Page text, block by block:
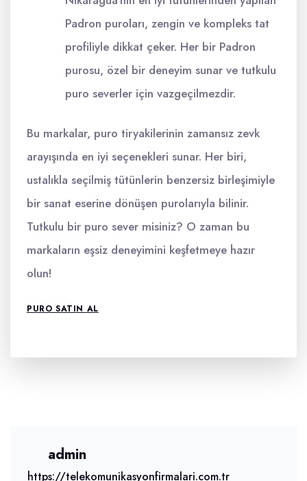
Padron puroları, zengin ve kompleks tat
profiliyle dikkat çeker. Her bir Padron
purosu, özel bir deneyim sunar ve tutkulu
puro severler için vazgeçilmezdir.
Bu markalar, puro tiryakilerinin zamansız zevk
arayışında en iyi seçenekleri sunar. Her biri,
ustalıkla seçilmiş tütünlerin benzersiz birleşimiyle
bir sanat eserine dönüşen purolarıyla bilinir.
Tutkulu bir puro sever misiniz? O zaman bu
markaların eşsiz deneyimini keşfetmeye hazır
olun!
PURO SATIN AL
admin
https://telekomunikasyonfirmalari.com.tr